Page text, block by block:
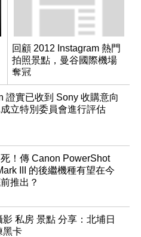
回顧 2012 Instagram 熱門
拍照景點，曼谷國際機場
奪冠
證實已收到 Sony 收購意向
立特別委員會進行評估
！傳 Canon PowerShot
III 的後繼機種有望在今
推出？
影 私房 景點 分享：北埔日
黑卡